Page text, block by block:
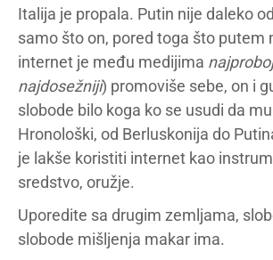
Italija je propala. Putin nije daleko
samo što on, pored toga što putem
internet je među medijima
najdosežniji) promoviše sebe, on i
slobode bilo koga ko se usudi da
Hronološki, od Berluskonija do
je lakše koristiti internet kao
sredstvo, oružje.
Uporedite sa drugim zemljama,
slobode mišljenja makar ima.